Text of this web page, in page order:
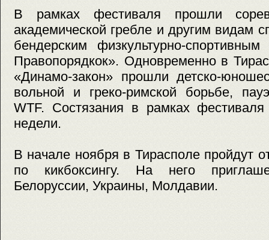
В рамках фестиваля прошли
академической гребле и другим видам
бендерским физкультурно-
Правопорядкок». Одновременно в
«Динамо-закон» прошли детско-
вольной и греко-римской борьбе,
WTF. Состязания в рамках
недели.
В начале ноября в Тирасполе пройдут
по кикбоксингу. На него
Белоруссии, Украины, Молдавии.